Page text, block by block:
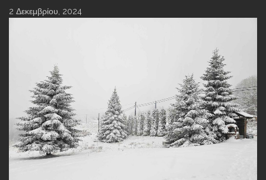
2 Δεκεμβρίου, 2024